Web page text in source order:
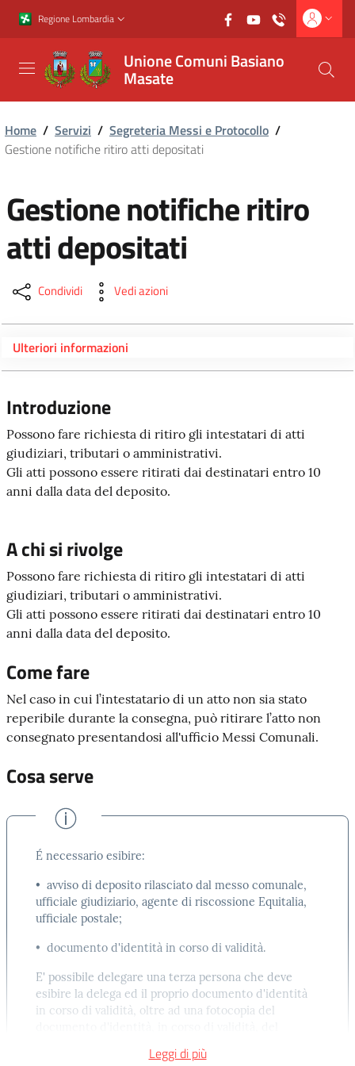
Vai al contenuto principale
Vai al footer
Regione Lombardia
Unione Comuni Basiano
Masate
Home / Servizi / Segreteria Messi e Protocollo /
Gestione notifiche ritiro atti depositati
Gestione notifiche ritiro
atti depositati
Condividi Vedi azioni
Ulteriori informazioni
Introduzione
Possono fare richiesta di ritiro gli intestatari di atti
giudiziari, tributari o amministrativi.
Gli atti possono essere ritirati dai destinatari entro 10
anni dalla data del deposito.
A chi si rivolge
Possono fare richiesta di ritiro gli intestatari di atti
giudiziari, tributari o amministrativi.
Gli atti possono essere ritirati dai destinatari entro 10
anni dalla data del deposito.
Come fare
Nel caso in cui l’intestatario di un atto non sia stato
reperibile durante la consegna, può ritirare l’atto non
consegnato presentandosi all'ufficio Messi Comunali.
Cosa serve
É necessario esibire:
• avviso di deposito rilasciato dal messo comunale,
ufficiale giudiziario, agente di riscossione Equitalia,
ufficiale postale;
• documento d'identità in corso di validità.
E' possibile delegare una terza persona che deve
esibire la delega ed il proprio documento d'identità
in corso di validità, oltre ad una fotocopia del
Leggi di più